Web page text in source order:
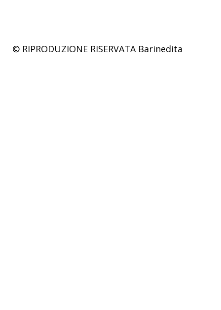
© RIPRODUZIONE RISERVATA Barinedita